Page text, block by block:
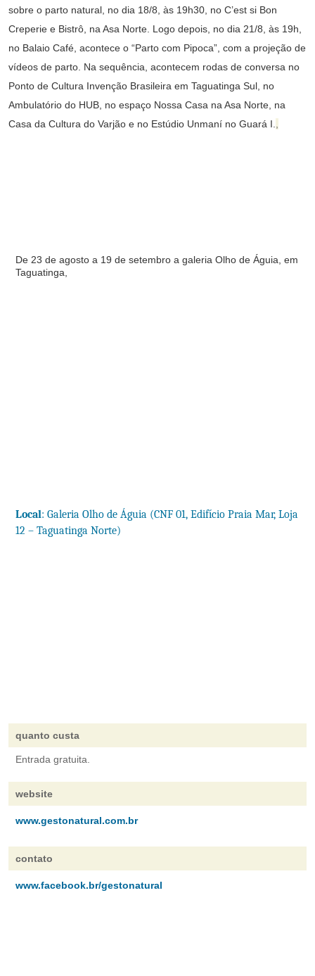
sobre o parto natural, no dia 18/8, às 19h30, no C’est si Bon
Creperie e Bistrô, na Asa Norte. Logo depois, no dia 21/8, às 19h,
no Balaio Café, acontece o “Parto com Pipoca”, com a projeção de
vídeos de parto. Na sequência, acontecem rodas de conversa no
Ponto de Cultura Invenção Brasileira em Taguatinga Sul, no
Ambulatório do HUB, no espaço Nossa Casa na Asa Norte, na
Casa da Cultura do Varjão e no Estúdio Unmaní no Guará I.
De 23 de agosto a 19 de setembro a galeria Olho de Águia, em
Taguatinga,
Local: Galeria Olho de Águia (CNF 01, Edifício Praia Mar, Loja
12 ­– Taguatinga Norte)
quanto custa
Entrada gratuita.
website
www.gestonatural.com.br
contato
www.facebook.br/gestonatural